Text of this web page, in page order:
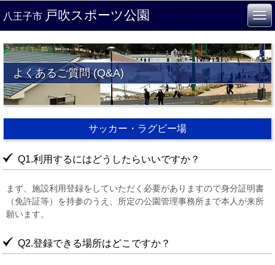
八王子市 戸吹スポーツ公園
よくあるご質問 (Q&A)
サッカー・ラグビー場
Q1.利用するにはどうしたらいいですか？
まず、施設利用登録をしていただく必要がありますので身分証明書
（免許証等）を持参のうえ、所定の公園管理事務所まで本人が来所
願います。
Q2.登録できる場所はどこですか？